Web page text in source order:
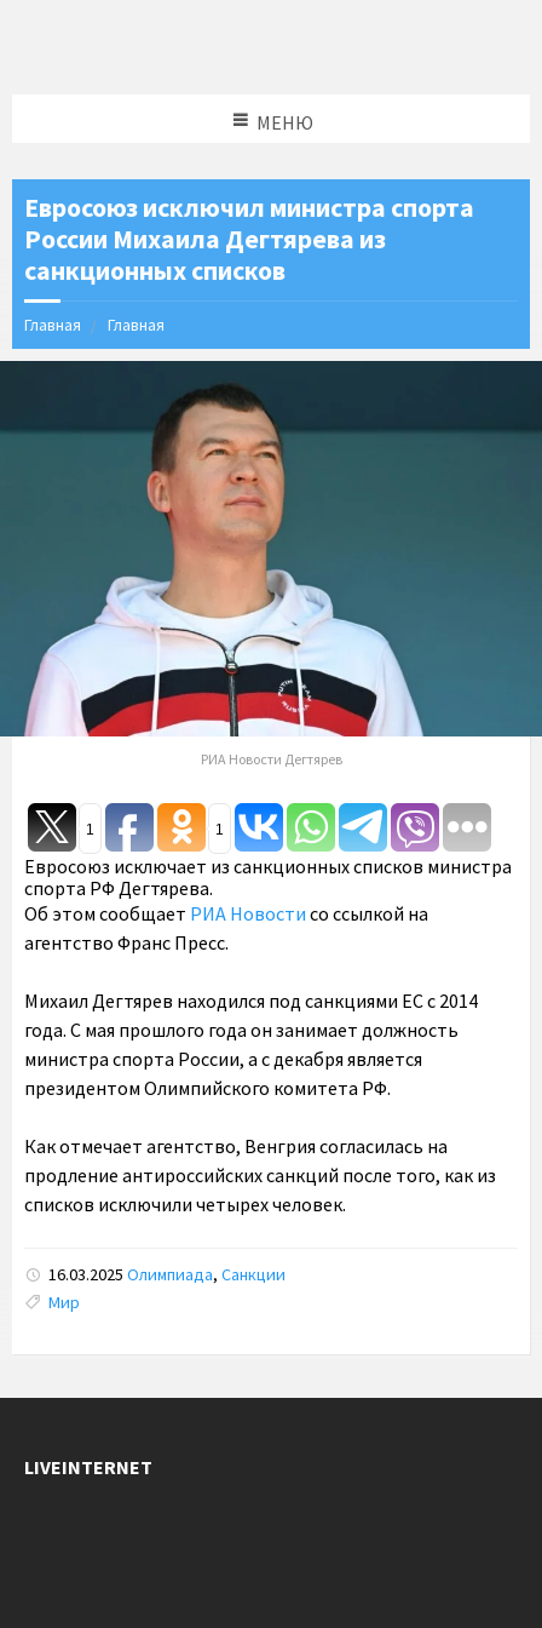
МЕНЮ
Евросоюз исключил министра спорта
России Михаила Дегтярева из
санкционных списков
Главная Главная
РИА Новости Дегтярев
1 1
Евросоюз исключает из санкционных списков министра
спорта РФ Дегтярева.
Об этом сообщает РИА Новости со ссылкой на
агентство Франс Пресс.
Михаил Дегтярев находился под санкциями ЕС с 2014
года. С мая прошлого года он занимает должность
министра спорта России, а с декабря является
президентом Олимпийского комитета РФ.
Как отмечает агентство, Венгрия согласилась на
продление антироссийских санкций после того, как из
списков исключили четырех человек.
16.03.2025 Олимпиада, Санкции
Tags:
Мир
LIVEINTERNET